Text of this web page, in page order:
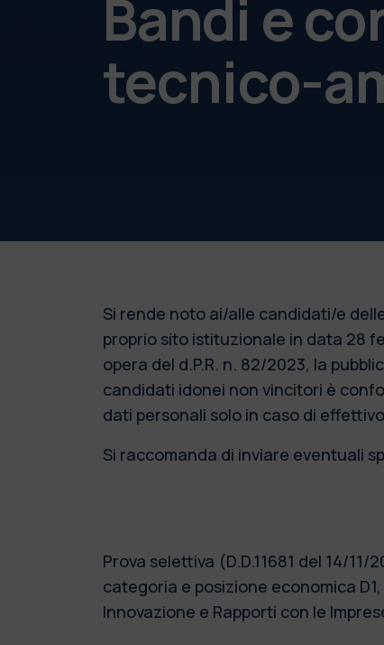
Bandi e
tecnico-
Si rende noto ai/alle candidati/e
proprio sito istituzionale in data 28
opera del d.P.R. n. 82/2023, la
candidati idonei non vincitori è
dati personali solo in caso di
Si raccomanda di inviare eventuali
Prova selettiva (D.D.11681 del 14/
categoria e posizione economica
Innovazione e Rapporti con le